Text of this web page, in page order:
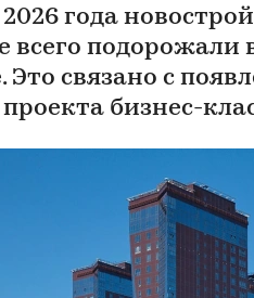
года
всего подорожали
Это связано с
бизнес-